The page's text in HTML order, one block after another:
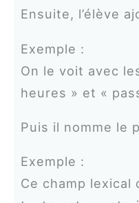
Ensuite, l’élève
Exemple :
On le voit avec
heures » et «
Puis il nomme le
Exemple :
Ce champ lexical